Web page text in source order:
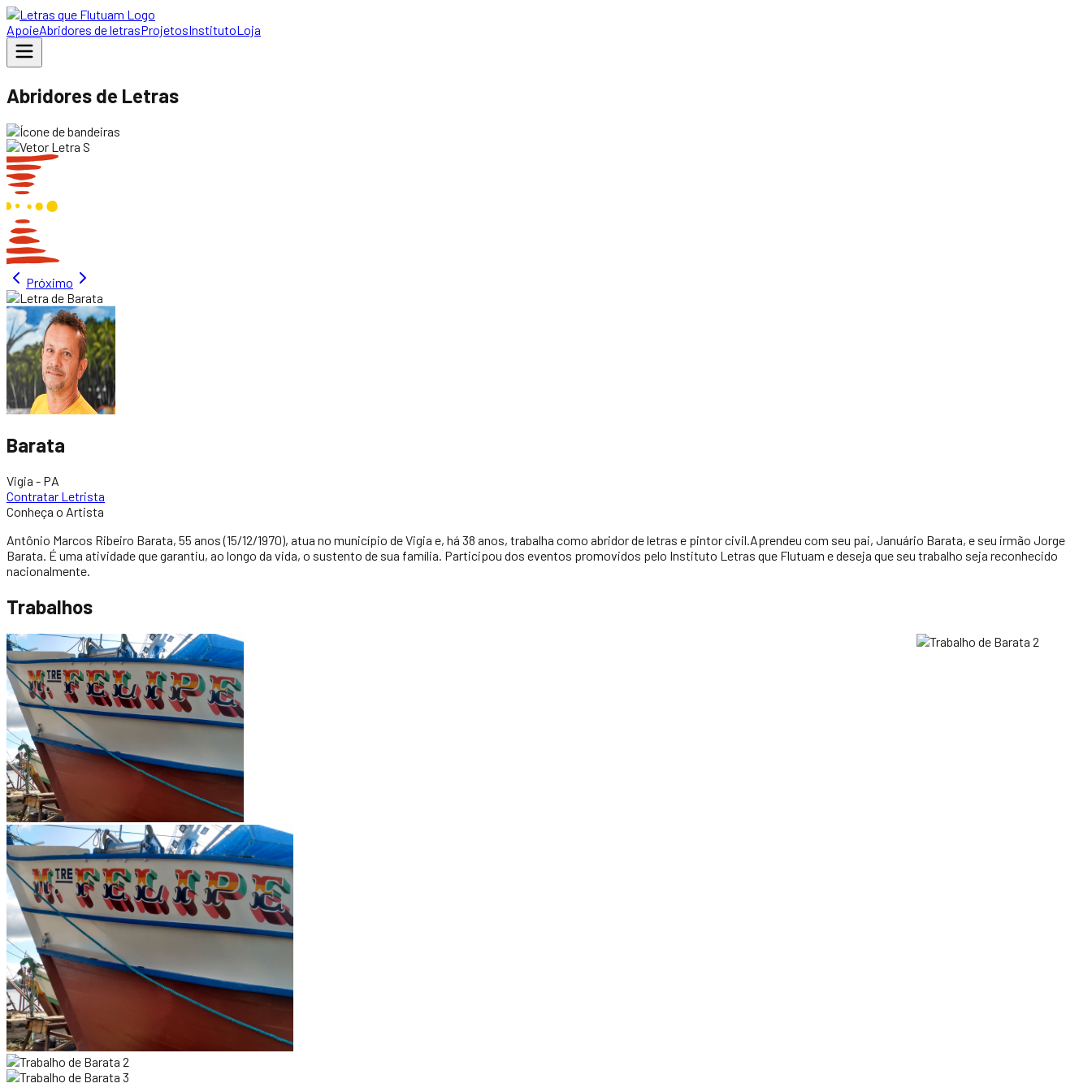
ApoieAbridores de letrasProjetosInstitutoLoja
Abridores de Letras
Próximo
Barata
Vigia - PA
Contratar Letrista
Conheça o Artista
Antônio Marcos Ribeiro Barata, 55 anos (15/12/1970), atua no município de Vigia e, há 38 anos, trabalha como abridor de letras e pintor civil.Aprendeu com seu pai, Januário Barata, e seu irmão Jorge
Barata. É uma atividade que garantiu, ao longo da vida, o sustento de sua família. Participou dos eventos promovidos pelo Instituto Letras que Flutuam e deseja que seu trabalho seja reconhecido
nacionalmente.
Trabalhos